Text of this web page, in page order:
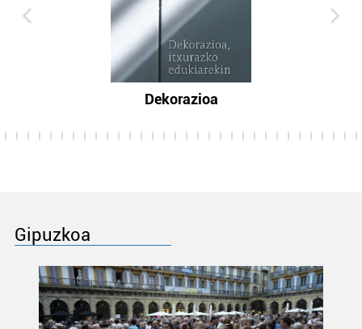
Dekorazioa
Gipuzkoa